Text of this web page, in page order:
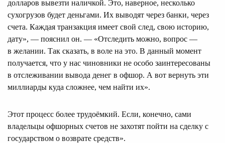
долларов вывезти наличкой. Это, наверное, несколько
сухогрузов будет деньгами. Их выводят через банки, через
счета. Каждая транзакция имеет свой след, свою историю,
дату», — пояснил он. — «Отследить можно, вопрос —
в желании. Так сказать, в воле на это. В данный момент
получается, что у нас чиновники не особо заинтересованы
в отслеживании вывода денег в офшор. А вот вернуть эти
миллиарды куда сложнее, чем найти их».
Этот процесс более трудоёмкий. Если, конечно, сами
владельцы офшорных счетов не захотят пойти на сделку с
государством о возврате средств».